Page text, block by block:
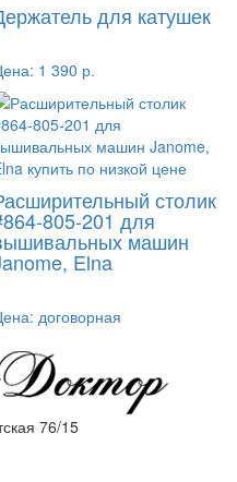
для катушек
1 390 р.
столик
805-201 для
машин
Elna
договорная
76/15